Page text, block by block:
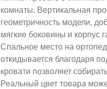
комнаты. Вертикальная
геометричность модели,
мягкие боковины и корпус
Спальное место на
откидывается благодаря
кровати позволяет
Реальный цвет товара